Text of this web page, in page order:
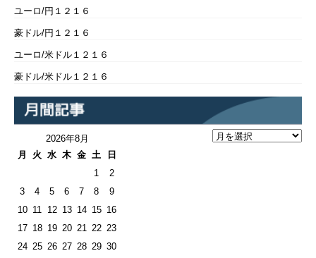
ユーロ/円１２１６
豪ドル/円１２１６
ユーロ/米ドル１２１６
豪ドル/米ドル１２１６
2026年8月
月
火 水 木 金 土 日
1
2
3
4 5 6 7 8
9
10 11 12 13 14 15 16
17 18 19 20 21 22 23
24 25 26 27 28 29 30